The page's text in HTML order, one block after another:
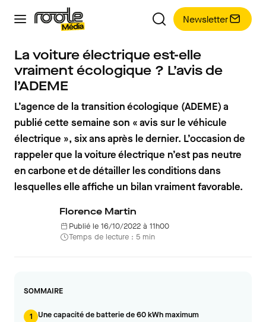
Newsletter
La voiture électrique est-elle
vraiment écologique ? L’avis de
l’ADEME
L’agence de la transition écologique (ADEME) a
publié cette semaine son « avis sur le véhicule
électrique », six ans après le dernier. L’occasion de
rappeler que la voiture électrique n’est pas neutre
en carbone et de détailler les conditions dans
lesquelles elle affiche un bilan vraiment favorable.
Florence Martin
Publié le 16/10/2022 à 11h00
Temps de lecture : 5 min
SOMMAIRE
1 Une capacité de batterie de 60 kWh maximum